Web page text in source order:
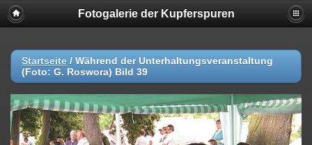
Fotogalerie der Kupferspuren
Startseite / Während der Unterhaltungsveranstaltung
(Foto: G. Roswora) Bild 39